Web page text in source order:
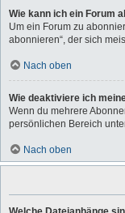
Wie kann ich ein Forum
Um ein Forum zu
abonnieren“, der sich
Nach oben
Wie deaktiviere ich
Wenn du mehrere
persönlichen Bereich
Nach oben